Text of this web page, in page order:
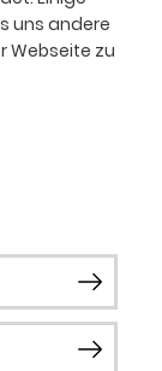
uns andere
Webseite zu